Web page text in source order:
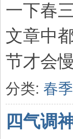
一下春
文章中
节才会
分类: 春
四气调